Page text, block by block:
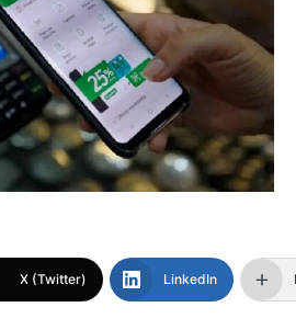
X (Twitter) LinkedIn